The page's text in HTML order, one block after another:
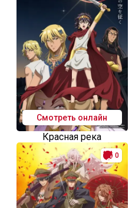
Смотреть онлайн
Красная река
0